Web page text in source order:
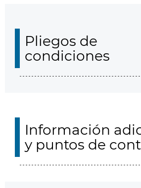
Pliegos de
condiciones
Información
y puntos de